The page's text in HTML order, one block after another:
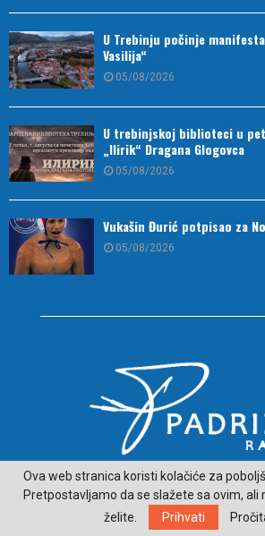
U Trebinju počinje
Vasilija“
05/08/2026
U trebinjskoj biblioteci u
„Ilirik“ Dragana Glogovca
05/08/2026
Vukašin Đurić potpisao za
05/08/2026
O NAMA
ČITAJ VIJESTI SA LJEPŠE STRANE
Ova web stranica koristi kolačiće za
Pretpostavljamo da se slažete sa ovim,
želite.
Prihvati